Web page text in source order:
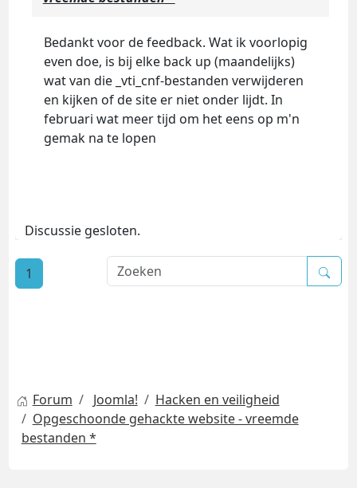
Bedankt voor de feedback. Wat ik voorlopig
even doe, is bij elke back up (maandelijks)
wat van die _vti_cnf-bestanden verwijderen
en kijken of de site er niet onder lijdt. In
februari wat meer tijd om het eens op m'n
gemak na te lopen
Discussie gesloten.
1
Forum Joomla!
Hacken en veiligheid
Opgeschoonde gehackte website - vreemde
bestanden *